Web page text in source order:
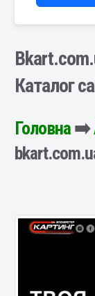
Каталог
Головна➡️